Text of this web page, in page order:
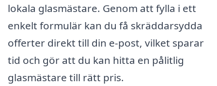
lokala glasmästare. Genom att fylla i ett
enkelt formulär kan du få skräddarsydda
offerter direkt till din e-post, vilket sparar
tid och gör att du kan hitta en pålitlig
glasmästare till rätt pris.